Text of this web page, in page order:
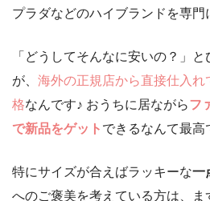
プラダなどのハイブランドを専門
「どうしてそんなに安いの？」
が、 海外の正規店から直接仕入
格なんです♪ おうちに居ながらフ
で新品をゲット できるなんて最高
特にサイズが合えばラッキーな一
へのご褒美を考えている方は、